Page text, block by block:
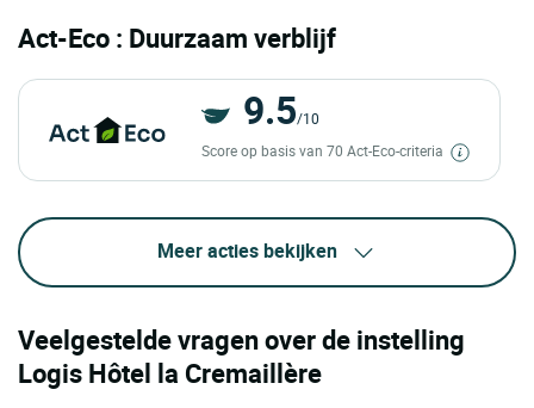
Act-Eco : Duurzaam verblijf
9.5/10
Score op basis van 70 Act-Eco-criteria
Meer acties bekijken
Veelgestelde vragen over de instelling
Logis Hôtel la Cremaillère